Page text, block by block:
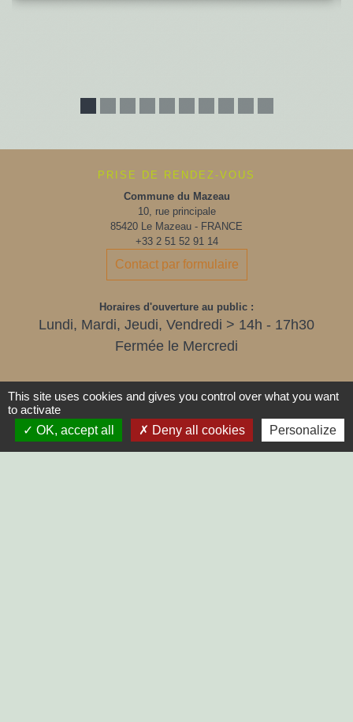
PRISE DE RENDEZ-VOUS
Commune du Mazeau
10, rue principale
85420 Le Mazeau - FRANCE
+33 2 51 52 91 14
Contact par formulaire
Horaires d'ouverture au public :
Lundi, Mardi, Jeudi, Vendredi > 14h - 17h30
Fermée le Mercredi
This site uses cookies and gives you control over what you want
to activate
OK, accept all
Deny all cookies Personalize